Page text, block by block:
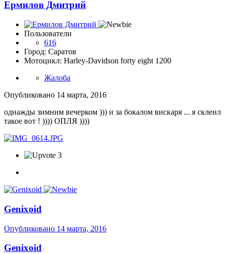
Ермилов Дмитрий
Пользователи
616
Город: Саратов
Мотоцикл: Harley-Davidson forty eight 1200
Жалоба
Опубликовано 14 марта, 2016
однажды зимним вечерком ))) и за бокалом вискаря ... я склеил
такое вот ! )))) ОПЛЯ ))))
3
Genixoid
Опубликовано 14 марта, 2016
Genixoid